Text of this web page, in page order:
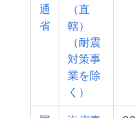
通
省
（直
轄）
（耐震
対策事
業を除
く）